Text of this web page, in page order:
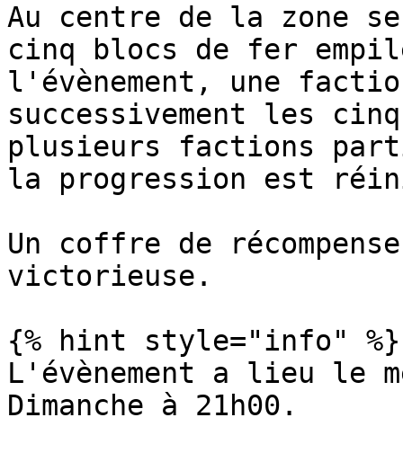
Au centre de la zone
cinq blocs de fer
l'évènement, une
successivement les
plusieurs factions
la progression est
Un coffre de
victorieuse.
{% hint style="info" %}
L'évènement a lieu le
Dimanche à 21h00.